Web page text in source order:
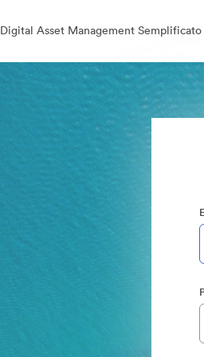
Digital Asset Management Semplificato